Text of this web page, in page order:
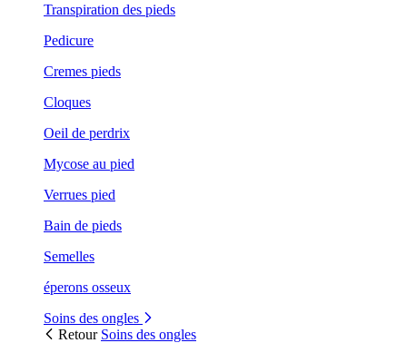
Transpiration des pieds
Pedicure
Cremes pieds
Cloques
Oeil de perdrix
Mycose au pied
Verrues pied
Bain de pieds
Semelles
éperons osseux
Soins des ongles
Retour Soins des ongles